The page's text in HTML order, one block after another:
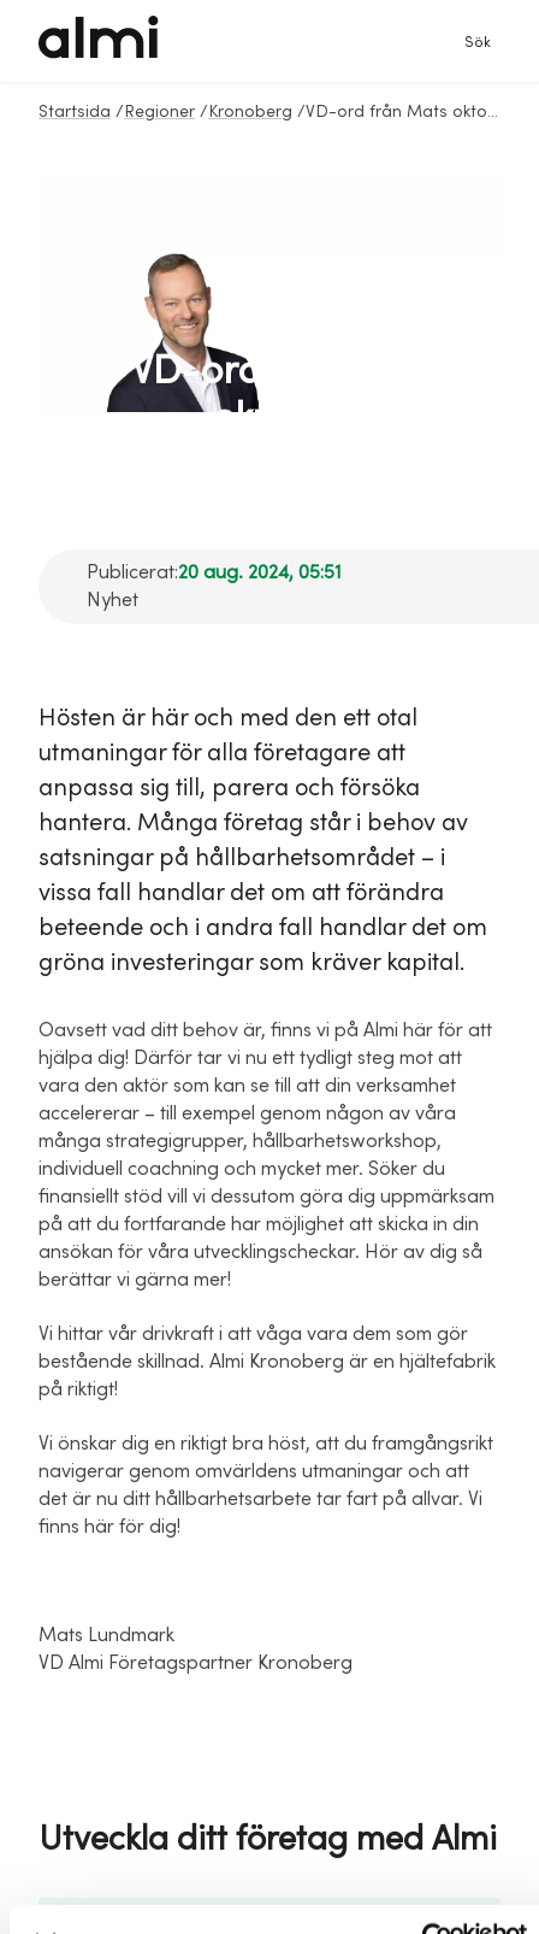
Sök
Startsida / Regioner / Kronoberg / VD-ord från Mats oktober 2024
VD-ord från Mats
oktober 2024
Publicerat:20 aug. 2024, 05:51
Nyhet
Hösten är här och med den ett otal
utmaningar för alla företagare att
anpassa sig till, parera och försöka
hantera. Många företag står i behov av
satsningar på hållbarhetsområdet – i
vissa fall handlar det om att förändra
beteende och i andra fall handlar det om
gröna investeringar som kräver kapital.
Oavsett vad ditt behov är, finns vi på Almi här för att
hjälpa dig! Därför tar vi nu ett tydligt steg mot att
vara den aktör som kan se till att din verksamhet
accelererar – till exempel genom någon av våra
många strategigrupper, hållbarhetsworkshop,
individuell coachning och mycket mer. Söker du
finansiellt stöd vill vi dessutom göra dig uppmärksam
på att du fortfarande har möjlighet att skicka in din
ansökan för våra utvecklingscheckar. Hör av dig så
berättar vi gärna mer!
Vi hittar vår drivkraft i att våga vara dem som gör
bestående skillnad. Almi Kronoberg är en hjältefabrik
på riktigt!
Vi önskar dig en riktigt bra höst, att du framgångsrikt
navigerar genom omvärldens utmaningar och att
det är nu ditt hållbarhetsarbete tar fart på allvar. Vi
finns här för dig!
Mats Lundmark
VD Almi Företagspartner Kronoberg
Utveckla ditt företag med Almi